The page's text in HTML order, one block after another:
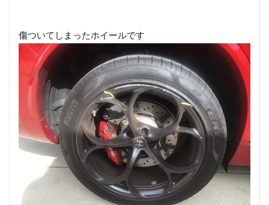
傷ついてしまったホイールです